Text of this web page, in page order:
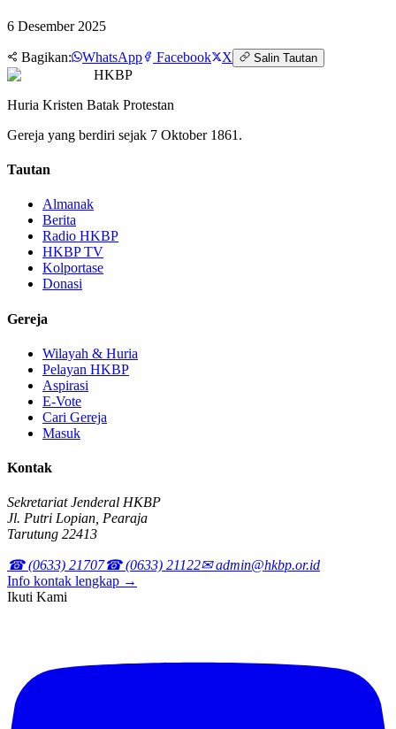
6 Desember 2025
Bagikan: WhatsApp Facebook X Salin Tautan
HKBP
Huria Kristen Batak Protestan
Gereja yang berdiri sejak 7 Oktober 1861.
Tautan
Almanak
Berita
Radio HKBP
HKBP TV
Kolportase
Donasi
Gereja
Wilayah & Huria
Pelayan HKBP
Aspirasi
E-Vote
Cari Gereja
Masuk
Kontak
Sekretariat Jenderal HKBP
Jl. Putri Lopian, Pearaja
Tarutung 22413
☎ (0633) 21707☎ (0633) 21122✉ admin@hkbp.or.id
Info kontak lengkap →
Ikuti Kami